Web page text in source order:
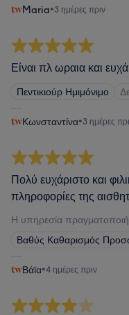
Maria•3 ημέρες πριν
Είναι πλ ωραια και
Πεντικιούρ Ημιμόνιμο
Κωνσταντίνα•3 ημέρες
Πολύ ευχάριστο και
πληροφορίες της
Η υπηρεσία
Βαθύς Καθαρισμός
Βάϊα•4 ημέρες πριν